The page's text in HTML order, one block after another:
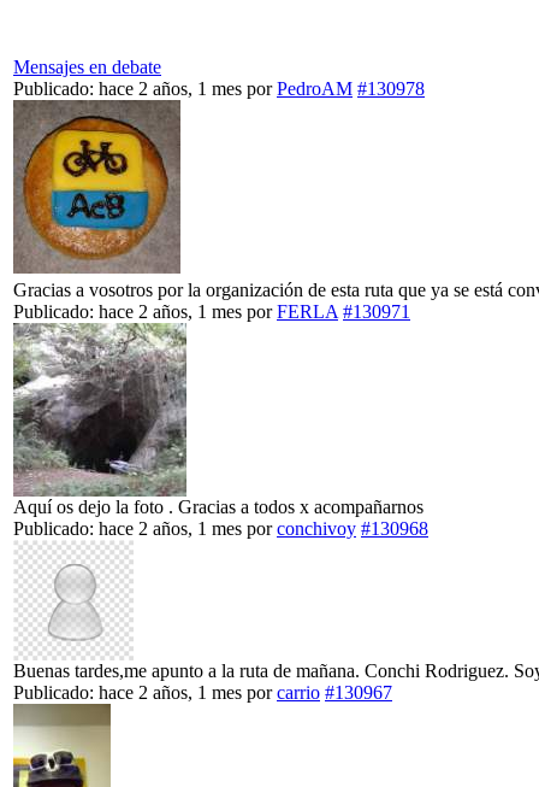
Mensajes en debate
Publicado: hace 2 años, 1 mes porPedroAM #130978
Gracias a vosotros por la organización de esta ruta que ya se está
Publicado: hace 2 años, 1 mes porFERLA #130971
Aquí os dejo la foto . Gracias a todos x acompañarnos
Publicado: hace 2 años, 1 mes porconchivoy #130968
Buenas tardes,me apunto a la ruta de mañana. Conchi Rodriguez.
Publicado: hace 2 años, 1 mes porcarrio #130967